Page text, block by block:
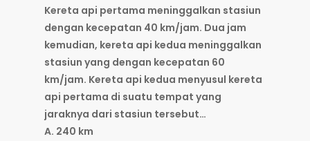
Kereta api pertama meninggalkan stasiun
dengan kecepatan 40 km/jam. Dua jam
kemudian, kereta api kedua meninggalkan
stasiun yang dengan kecepatan 60
km/jam. Kereta api kedua menyusul kereta
api pertama di suatu tempat yang
jaraknya dari stasiun tersebut…
A. 240 km